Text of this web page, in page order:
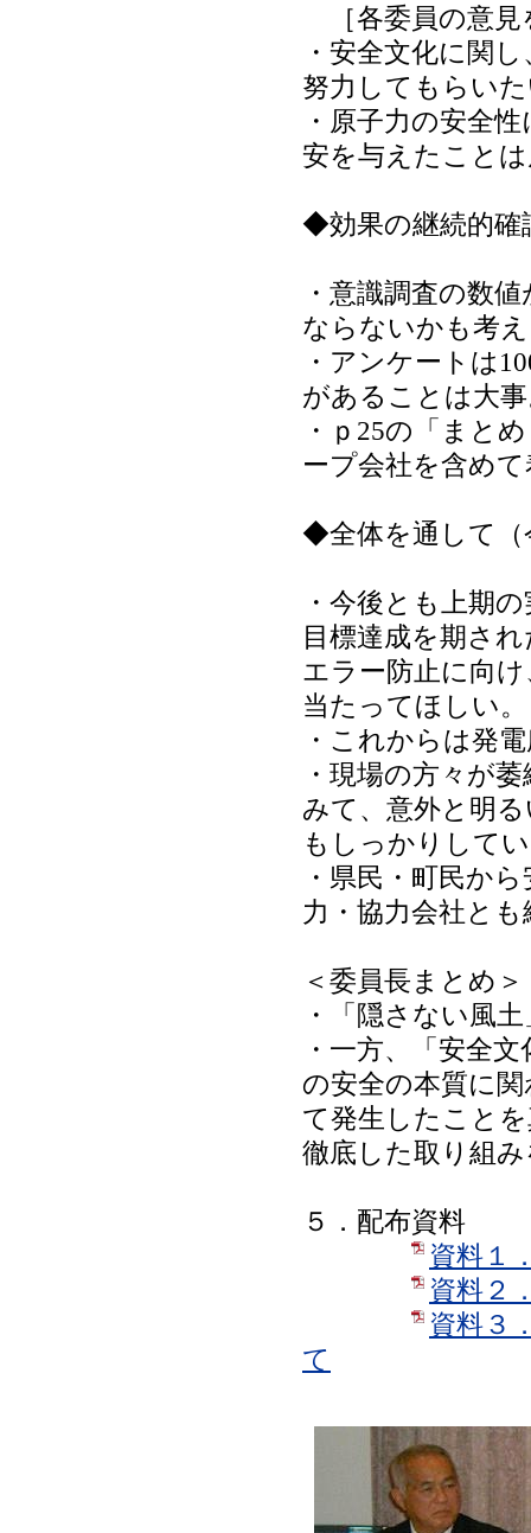
［各委員の意見
・安全文化に関
努力してもらい
・原子力の安全
安を与えたこと
◆効果の継続的確
・意識調査の数
ならないかも考
・アンケートは
があることは大
・ｐ25の「まと
ープ会社を含め
◆全体を通して（
・今後とも上期
目標達成を期さ
エラー防止に向
当たってほしい。
・これからは発
・現場の方々が
みて、意外と明
もしっかりして
・県民・町民か
力・協力会社と
＜委員長まとめ＞
・「隠さない風
・一方、「安全
の安全の本質に
て発生したこと
徹底した取り組
５．配布資料
資料１
資料２
資料３
て